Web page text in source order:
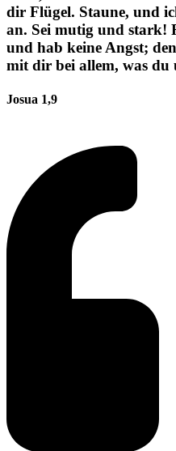
dir Flügel. Staune, und
an. Sei mutig und stark!
und hab keine Angst;
mit dir bei allem, was du
Josua 1,9